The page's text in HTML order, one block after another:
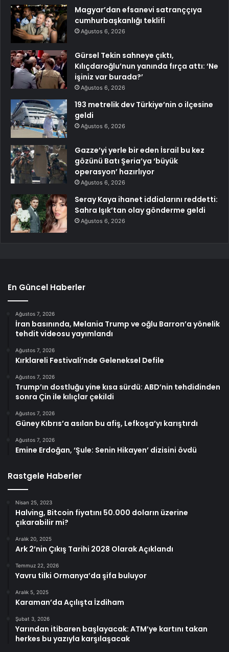
Magyar’dan efsanevi satranççıya
cumhurbaşkanlığı teklifi
Ağustos 6, 2026
Gürsel Tekin sahneye çıktı,
Kılıçdaroğlu’nun yanında fırça attı: ‘Ne
işiniz var burada?’
Ağustos 6, 2026
193 metrelik dev Türkiye’nin o ilçesine
geldi
Ağustos 6, 2026
Gazze’yi yerle bir eden İsrail bu kez
gözünü Batı Şeria’ya ‘büyük
operasyon’ hazırlıyor
Ağustos 6, 2026
Seray Kaya ihanet iddialarını reddetti:
Sahra Işık’tan olay gönderme geldi
Ağustos 6, 2026
En Güncel Haberler
Ağustos 7, 2026
İran basınında, Melania Trump ve oğlu Barron’a yönelik
tehdit videosu yayımlandı
Ağustos 7, 2026
Kırklareli Festivali’nde Geleneksel Defile
Ağustos 7, 2026
Trump’ın dostluğu yine kısa sürdü: ABD’nin tehdidinden
sonra Çin ile kılıçlar çekildi
Ağustos 7, 2026
Güney Kıbrıs’a asılan bu afiş, Lefkoşa’yı karıştırdı
Ağustos 7, 2026
Emine Erdoğan, ‘Şule: Senin Hikayen’ dizisini övdü
Rastgele Haberler
Nisan 25, 2023
Halving, Bitcoin fiyatını 50.000 doların üzerine
çıkarabilir mi?
Aralık 20, 2025
Ark 2’nin Çıkış Tarihi 2028 Olarak Açıklandı
Temmuz 22, 2026
Yavru tilki Ormanya’da şifa buluyor
Aralık 5, 2025
Karaman’da Açılışta İzdiham
Şubat 3, 2026
Yarından itibaren başlayacak: ATM’ye kartını takan
herkes bu yazıyla karşılaşacak